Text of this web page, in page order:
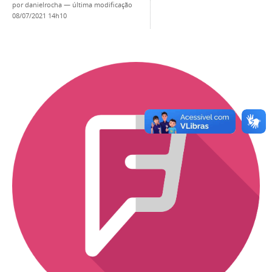
pordanielrocha — última modificação
08/07/2021 14h10